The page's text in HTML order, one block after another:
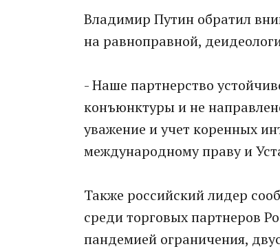
Владимир Путин обратил
на равноправной,
- Наше партнерство
конъюнктуры и не
уважение и учет коренных
международному праву и
Также российский лидер
среди торговых партнеров
пандемией ограничения,